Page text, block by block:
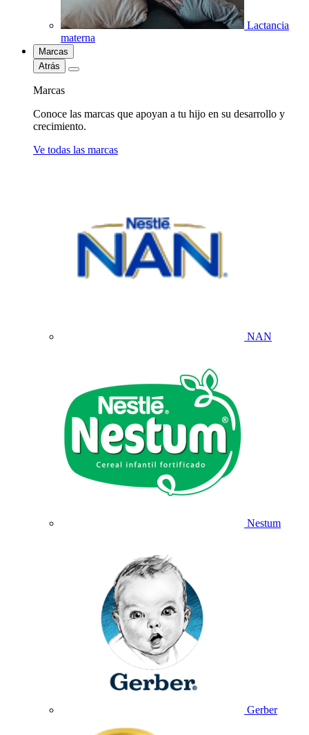
Lactancia
materna
Marcas
Atrás
Marcas
Conoce las marcas que apoyan a tu hijo en su desarrollo y
crecimiento.
Ve todas las marcas
NAN
Nestum
Gerber